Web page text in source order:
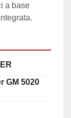
a base
GM 5020